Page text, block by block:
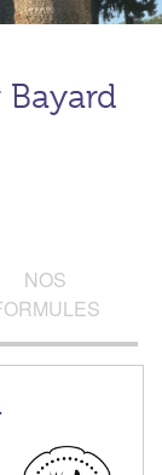
NOS